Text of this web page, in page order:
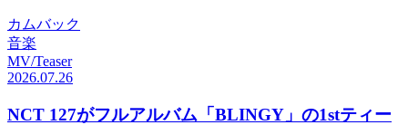
カムバック
音楽
MV/Teaser
2026.07.26
NCT 127がフルアルバム「BLINGY」の1stティー